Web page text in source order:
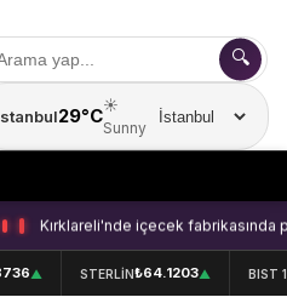
🔍
29°C☀️
Sunny
seçin
Kırklareli'nde içecek fabrikasında
▲ STERLİN₺64.1203▲ BIST